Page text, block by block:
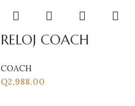
RELOJ COACH
COACH
Q2,988.00